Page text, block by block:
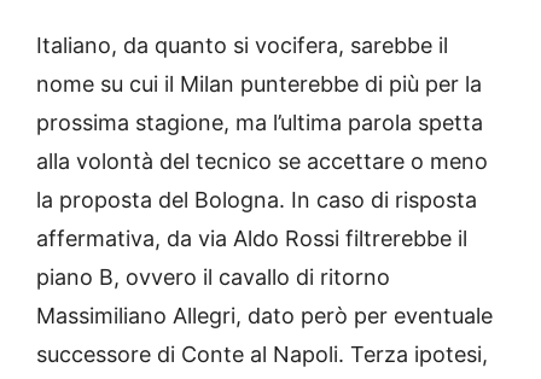
Italiano, da quanto si vocifera, sarebbe il
nome su cui il Milan punterebbe di più per la
prossima stagione, ma l’ultima parola spetta
alla volontà del tecnico se accettare o meno
la proposta del Bologna. In caso di risposta
affermativa, da via Aldo Rossi filtrerebbe il
piano B, ovvero il cavallo di ritorno
Massimiliano Allegri, dato però per eventuale
successore di Conte al Napoli. Terza ipotesi,